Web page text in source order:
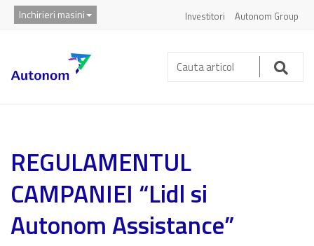
Inchirieri masini Investitori Autonom Group
Cauta
articol:
REGULAMENTUL
CAMPANIEI “Lidl si
Autonom Assistance”